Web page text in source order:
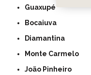
Guaxupé
Bocaiuva
Diamantina
Monte Carmelo
João Pinheiro